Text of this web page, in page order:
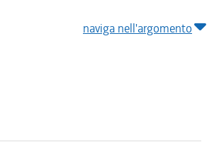
naviga nell'argomento